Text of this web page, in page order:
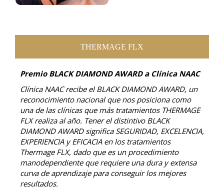
THERMAGE FLX
Premio BLACK DIAMOND AWARD a Clínica NAAC
Clínica NAAC recibe el BLACK DIAMOND AWARD, un
reconocimiento nacional que nos posiciona como
una de las clínicas que más tratamientos THERMAGE
FLX realiza al año. Tener el distintivo BLACK
DIAMOND AWARD significa SEGURIDAD, EXCELENCIA,
EXPERIENCIA y EFICACIA en los tratamientos
Thermage FLX, dado que es un procedimiento
manodependiente que requiere una dura y extensa
curva de aprendizaje para conseguir los mejores
resultados.